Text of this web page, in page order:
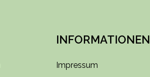
INFORMATIONEN
Impressum